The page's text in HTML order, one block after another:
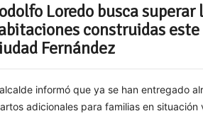
Loredo busca superar
construidas este
Fernández
informó que ya se han entregado
adicionales para familias en situación